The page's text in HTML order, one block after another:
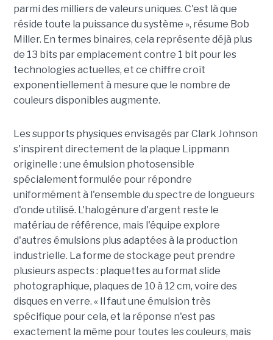
parmi des milliers de valeurs uniques. C'est là que
réside toute la puissance du système », résume Bob
Miller. En termes binaires, cela représente déjà plus
de 13 bits par emplacement contre 1 bit pour les
technologies actuelles, et ce chiffre croît
exponentiellement à mesure que le nombre de
couleurs disponibles augmente.
Les supports physiques envisagés par Clark Johnson
s'inspirent directement de la plaque Lippmann
originelle : une émulsion photosensible
spécialement formulée pour répondre
uniformément à l'ensemble du spectre de longueurs
d'onde utilisé. L'halogénure d'argent reste le
matériau de référence, mais l'équipe explore
d'autres émulsions plus adaptées à la production
industrielle. La forme de stockage peut prendre
plusieurs aspects : plaquettes au format slide
photographique, plaques de 10 à 12 cm, voire des
disques en verre. « Il faut une émulsion très
spécifique pour cela, et la réponse n'est pas
exactement la même pour toutes les couleurs, mais